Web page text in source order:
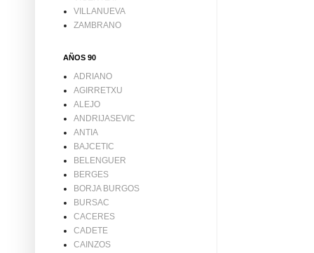
VILLANUEVA
ZAMBRANO
AÑOS 90
ADRIANO
AGIRRETXU
ALEJO
ANDRIJASEVIC
ANTIA
BAJCETIC
BELENGUER
BERGES
BORJA BURGOS
BURSAC
CACERES
CADETE
CAINZOS